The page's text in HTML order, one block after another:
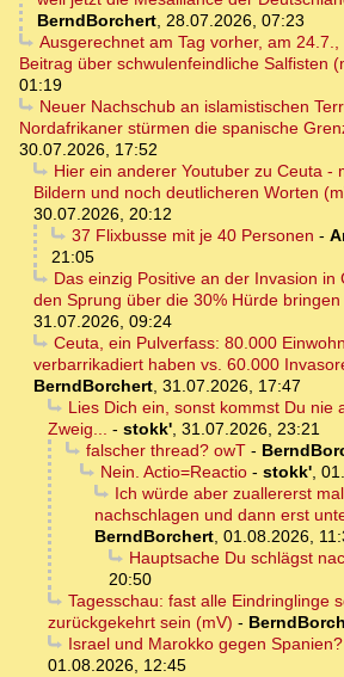
BerndBorchert, 28.07.2026, 07:23
Ausgerechnet am Tag vorher, am
Beitrag über schwulenfeindliche Salfisten
01:19
Neuer Nachschub an islamistischen
Nordafrikaner stürmen die spanische
30.07.2026, 17:52
Hier ein anderer Youtuber zu Ceuta -
Bildern und noch deutlicheren Worten
30.07.2026, 20:12
37 Flixbusse mit je 40 Personen -
21:05
Das einzig Positive an der Invasion in
den Sprung über die 30% Hürde bringen
31.07.2026, 09:24
Ceuta, ein Pulverfass: 80.000
verbarrikadiert haben vs. 60.000
BerndBorchert, 31.07.2026, 17:47
Lies Dich ein, sonst kommst Du nie
Zweig... - stokk', 31.07.2026, 23:21
falscher thread? owT-
Nein. Actio=Reactio- stokk',
Ich würde aber zuallererst
nachschlagen und dann erst
BerndBorchert, 01.08.2026,
Hauptsache Du schlägst
20:50
Tagesschau: fast alle Eindringlinge
zurückgekehrt sein (mV) -
Israel und Marokko gegen
01.08.2026, 12:45